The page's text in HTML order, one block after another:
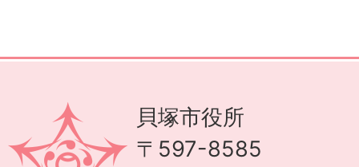
貝塚市役所
〒597-8585